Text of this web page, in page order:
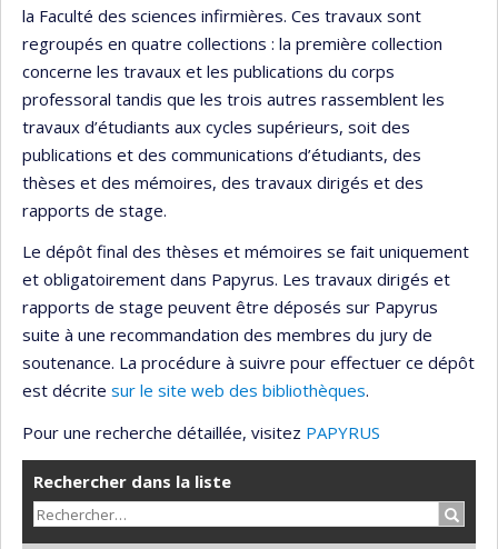
la Faculté des sciences infirmières. Ces travaux sont
regroupés en quatre collections : la première collection
concerne les travaux et les publications du corps
professoral tandis que les trois autres rassemblent les
travaux d’étudiants aux cycles supérieurs, soit des
publications et des communications d’étudiants, des
thèses et des mémoires, des travaux dirigés et des
rapports de stage.
Le dépôt final des thèses et mémoires se fait uniquement
et obligatoirement dans Papyrus. Les travaux dirigés et
rapports de stage peuvent être déposés sur Papyrus
suite à une recommandation des membres du jury de
soutenance. La procédure à suivre pour effectuer ce dépôt
est décrite sur le site web des bibliothèques.
Pour une recherche détaillée, visitez PAPYRUS
Rechercher dans la liste